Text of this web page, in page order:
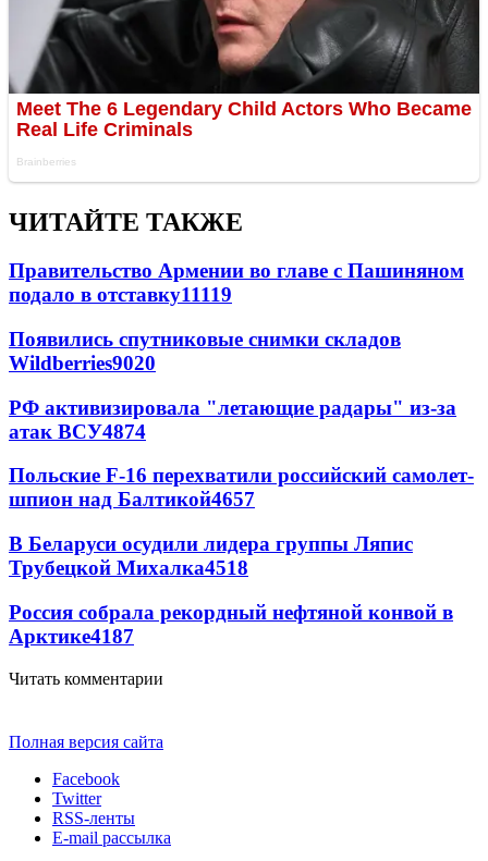
ЧИТАЙТЕ ТАКЖЕ
Правительство Армении во главе с Пашиняном
подало в отставку11119
Появились спутниковые снимки складов
Wildberries9020
РФ активизировала "летающие радары" из-за
атак ВСУ4874
Польские F-16 перехватили российский самолет-
шпион над Балтикой4657
В Беларуси осудили лидера группы Ляпис
Трубецкой Михалка4518
Россия собрала рекордный нефтяной конвой в
Арктике4187
Читать комментарии
Полная версия сайта
Facebook
Twitter
RSS-ленты
E-mail рассылка